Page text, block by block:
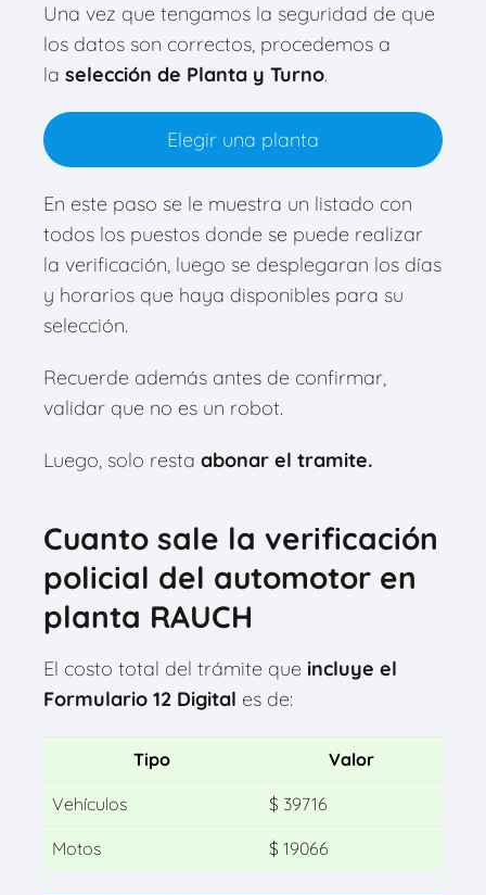
Una vez que tengamos la seguridad de que
los datos son correctos, procedemos a
la selección de Planta y Turno.
Elegir una planta
En este paso se le muestra un listado con
todos los puestos donde se puede realizar
la verificación, luego se desplegaran los días
y horarios que haya disponibles para su
selección.
Recuerde además antes de confirmar,
validar que no es un robot.
Luego, solo resta abonar el tramite.
Cuanto sale la verificación
policial del automotor en
planta RAUCH
El costo total del trámite que incluye el
Formulario 12 Digital es de:
Tipo Valor
Vehículos $ 39716
Motos $ 19066